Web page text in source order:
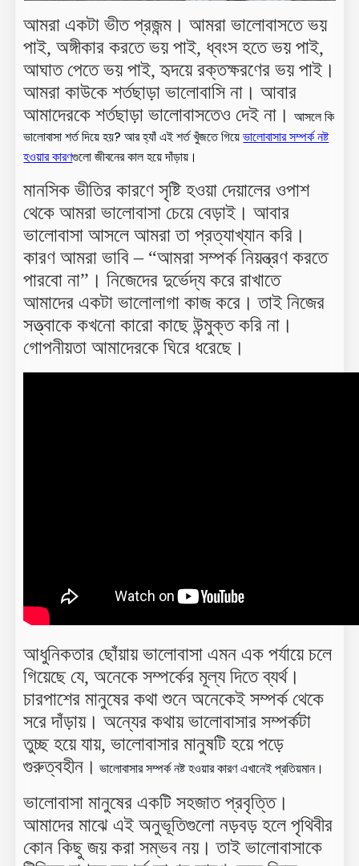
আমরা একটা ভীত প্রজন্ম। আমরা ভালোবাসতে ভয়
পাই, অঙ্গীকার করতে ভয় পাই, ধ্বংস হতে ভয় পাই,
আঘাত পেতে ভয় পাই, হৃদয়ে রক্তক্ষরণের ভয় পাই।
আমরা কাউকে শর্তছাড়া ভালোবাসি না। আবার
আমাদেরকে শর্তছাড়া ভালোবাসতেও দেই না।আসলে কি
ভালোবাসা শর্ত দিয়ে হয়? আর হ্যাঁ এই শর্ত খুঁজতে গিয়েভালোবাসার সম্পর্ক নষ্ট
হওয়ার কারণগুলো জীবনের কাল হয়ে দাঁড়ায়।
মানসিক ভীতির কারণে সৃষ্টি হওয়া দেয়ালের ওপাশ
থেকে আমরা ভালোবাসা চেয়ে বেড়াই। আবার
ভালোবাসা আসলে আমরা তা প্রত্যাখ্যান করি।
কারণ আমরা ভাবি – “আমরা সম্পর্ক নিয়ন্ত্রণ করতে
পারবো না”। নিজেদের দুর্ভেদ্য করে রাখাতে
আমাদের একটা ভালোলাগা কাজ করে। তাই নিজের
সত্ত্বাকে কখনো কারো কাছে উন্মুক্ত করি না।
গোপনীয়তা আমাদেরকে ঘিরে ধরেছে।
আধুনিকতার ছোঁয়ায় ভালোবাসা এমন এক পর্যায়ে চলে
গিয়েছে যে, অনেকে সম্পর্কের মূল্য দিতে ব্যর্থ।
চারপাশের মানুষের কথা শুনে অনেকেই সম্পর্ক থেকে
সরে দাঁড়ায়। অন্যের কথায় ভালোবাসার সম্পর্কটা
তুচ্ছ হয়ে যায়, ভালোবাসার মানুষটি হয়ে পড়ে
গুরুত্বহীন। ভালোবাসার সম্পর্ক নষ্ট হওয়ার কারণ এখানেই প্রতিয়মান।
ভালোবাসা মানুষের একটি সহজাত প্রবৃত্তি।
আমাদের মাঝে এই অনুভূতিগুলো নড়বড় হলে পৃথিবীর
কোন কিছু জয় করা সম্ভব নয়। তাই ভালোবাসাকে